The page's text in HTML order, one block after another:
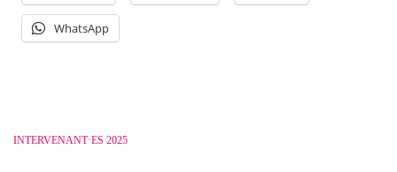
WhatsApp
INTERVENANT·ES 2025